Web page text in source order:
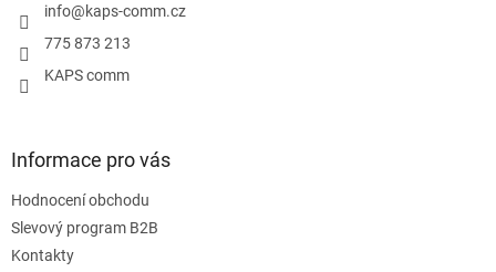
info@kaps-comm.cz
775 873 213
KAPS comm
Informace pro vás
Hodnocení obchodu
Slevový program B2B
Kontakty